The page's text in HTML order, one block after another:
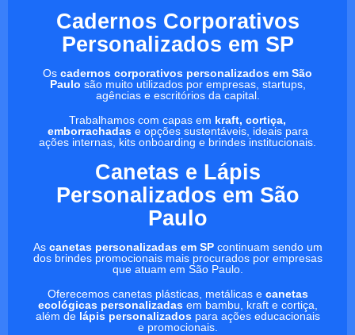
Cadernos Corporativos
Personalizados em SP
Os cadernos corporativos personalizados em São
Paulo são muito utilizados por empresas, startups,
agências e escritórios da capital.
Trabalhamos com capas em kraft, cortiça,
emborrachadase opções sustentáveis, ideais para
ações internas, kits onboarding e brindes institucionais.
Canetas e Lápis
Personalizados em São
Paulo
As canetas personalizadas em SPcontinuam sendo um
dos brindes promocionais mais procurados por empresas
que atuam em São Paulo.
Oferecemos canetas plásticas, metálicas e canetas
ecológicas personalizadasem bambu, kraft e cortiça,
além de lápis personalizadospara ações educacionais
e promocionais.